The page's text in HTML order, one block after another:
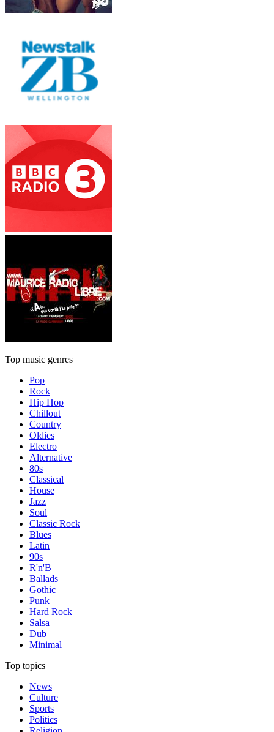
Top music genres
Pop
Rock
Hip Hop
Chillout
Country
Oldies
Electro
Alternative
80s
Classical
House
Jazz
Soul
Classic Rock
Blues
Latin
90s
R'n'B
Ballads
Gothic
Punk
Hard Rock
Salsa
Dub
Minimal
Top topics
News
Culture
Sports
Politics